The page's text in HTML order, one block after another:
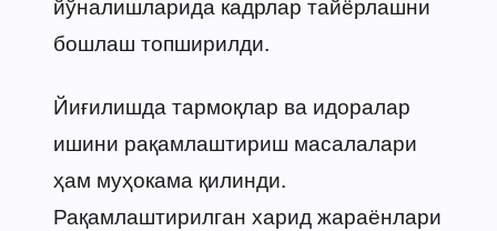
бошлаш топширилди.
Йиғилишда тармоқлар ва идоралар
ишини рақамлаштириш масалалари
ҳам муҳокама қилинди.
Рақамлаштирилган харид жараёнлари